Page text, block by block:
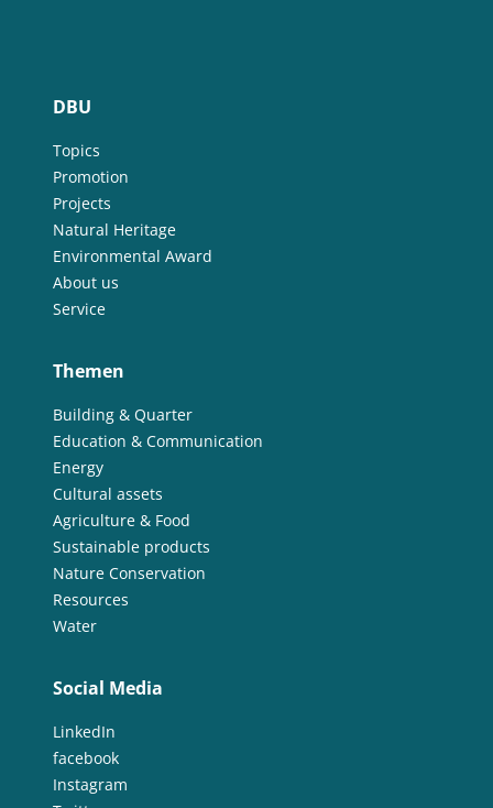
DBU
Topics
Promotion
Projects
Natural Heritage
Environmental Award
About us
Service
Themen
Building & Quarter
Education & Communication
Energy
Cultural assets
Agriculture & Food
Sustainable products
Nature Conservation
Resources
Water
Social Media
LinkedIn
facebook
Instagram